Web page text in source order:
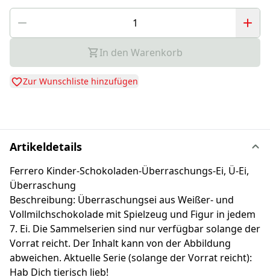
In den Warenkorb
Zur Wunschliste hinzufügen
Artikeldetails
Ferrero Kinder-Schokoladen-Überraschungs-Ei, Ü-Ei,
Überraschung
Beschreibung: Überraschungsei aus Weißer- und
Vollmilchschokolade mit Spielzeug und Figur in jedem
7. Ei. Die Sammelserien sind nur verfügbar solange der
Vorrat reicht. Der Inhalt kann von der Abbildung
abweichen. Aktuelle Serie (solange der Vorrat reicht):
Hab Dich tierisch lieb!